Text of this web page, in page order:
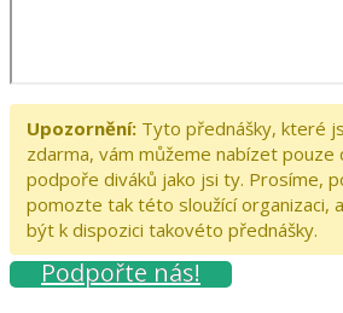
Upozornění: Tyto přednášky, které
zdarma, vám můžeme nabízet pouze
podpoře diváků jako jsi ty. Prosíme,
pomozte tak této sloužící organizaci,
být k dispozici takovéto přednášky.
Podpořte nás!